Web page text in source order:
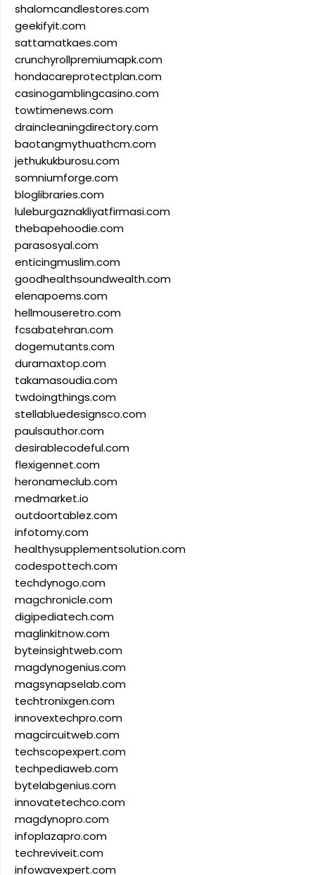
shalomcandlestores.com
geekifyit.com
sattamatkaes.com
crunchyrollpremiumapk.com
hondacareprotectplan.com
casinogamblingcasino.com
towtimenews.com
draincleaningdirectory.com
baotangmythuathcm.com
jethukukburosu.com
somniumforge.com
bloglibraries.com
luleburgaznakliyatfirmasi.com
thebapehoodie.com
parasosyal.com
enticingmuslim.com
goodhealthsoundwealth.com
elenapoems.com
hellmouseretro.com
fcsabatehran.com
dogemutants.com
duramaxtop.com
takamasoudia.com
twdoingthings.com
stellabluedesignsco.com
paulsauthor.com
desirablecodeful.com
flexigennet.com
heronameclub.com
medmarket.io
outdoortablez.com
infotomy.com
healthysupplementsolution.com
codespottech.com
techdynogo.com
magchronicle.com
digipediatech.com
maglinkitnow.com
byteinsightweb.com
magdynogenius.com
magsynapselab.com
techtronixgen.com
innovextechpro.com
magcircuitweb.com
techscopexpert.com
techpediaweb.com
bytelabgenius.com
innovatetechco.com
magdynopro.com
infoplazapro.com
techreviveit.com
infowavexpert.com